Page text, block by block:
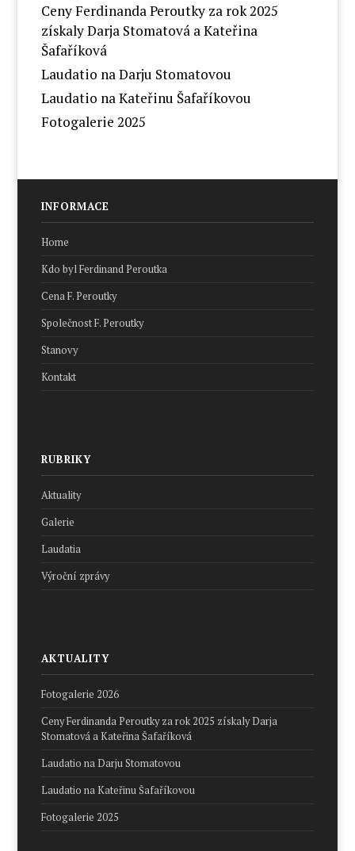
Ceny Ferdinanda Peroutky za rok 2025
získaly Darja Stomatová a Kateřina
Šafaříková
Laudatio na Darju Stomatovou
Laudatio na Kateřinu Šafaříkovou
Fotogalerie 2025
INFORMACE
Home
Kdo byl Ferdinand Peroutka
Cena F. Peroutky
Společnost F. Peroutky
Stanovy
Kontakt
RUBRIKY
Aktuality
Galerie
Laudatia
Výroční zprávy
AKTUALITY
Fotogalerie 2026
Ceny Ferdinanda Peroutky za rok 2025 získaly Darja
Stomatová a Kateřina Šafaříková
Laudatio na Darju Stomatovou
Laudatio na Kateřinu Šafaříkovou
Fotogalerie 2025